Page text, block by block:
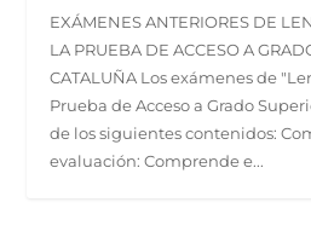
EXÁMENES ANTERIORES DE
LA PRUEBA DE ACCESO A
CATALUÑA Los exámenes de
Prueba de Acceso a Grado
de los siguientes contenidos:
evaluación: Comprende e...